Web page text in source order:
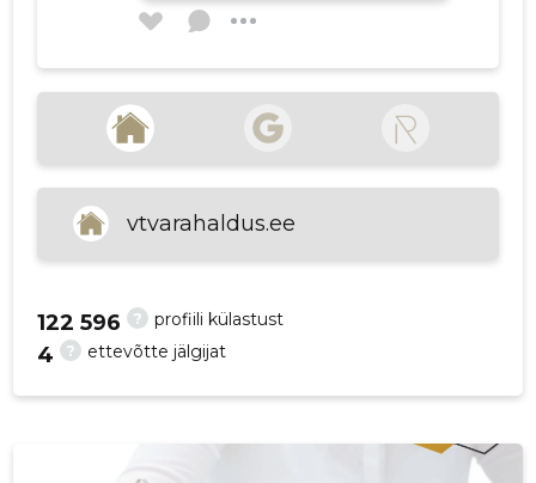
vtvarahaldus.ee
? profiili külastust
122 596
? ettevõtte jälgijat
4